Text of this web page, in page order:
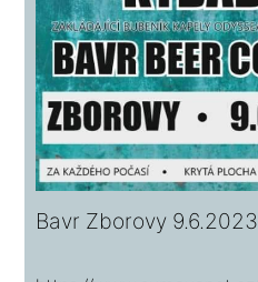
Bavr Zborovy 9.6.2023